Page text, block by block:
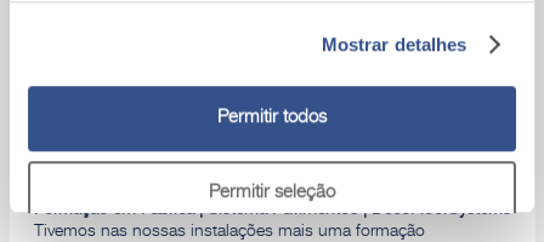
Mostrar detalhes
Permitir todos
Permitir seleção
Formação em Fábrica | Sistema Integrado | Mafrigessos
No sábado tivemos mais uma formação em fábrica e desta vez
recebemos os colaboradores do nosso cliente Mafrigessos.
Formação em fábrica
Formação em Fábrica | Sistema Pavimentos | DecóFloorSystems
Tivemos nas nossas instalações mais uma formação